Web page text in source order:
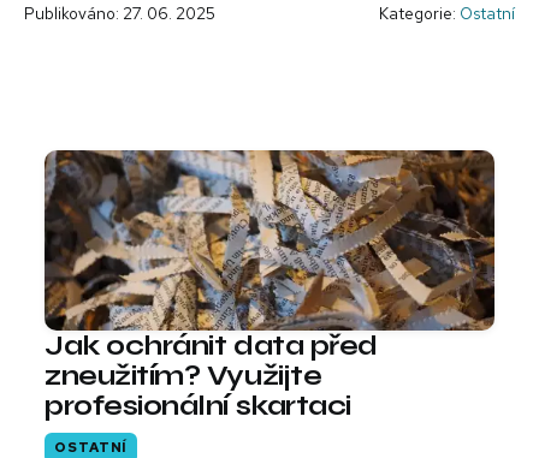
Publikováno: 27. 06. 2025 Kategorie: Ostatní
Jak ochránit data před
zneužitím? Využijte
profesionální skartaci
OSTATNÍ